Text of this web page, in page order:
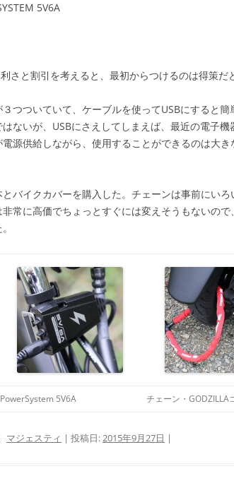
5V6A
さと割引を考えると、最初からつけるのは得策だ
３つついていて、ケーブルを使ってUSBにすると
ないが、USBにさえしてしまえば、最近の電子機
源供給しながら、使用することができるのは大き
バイクカバーを購入した。チェーンは事前にいろ
常に高価でちょっとすぐには変えそうもないので
PowerSystem 5V6A チェーン・GODZILLA
マジェスティ | 投稿日:2015年9月27日 |